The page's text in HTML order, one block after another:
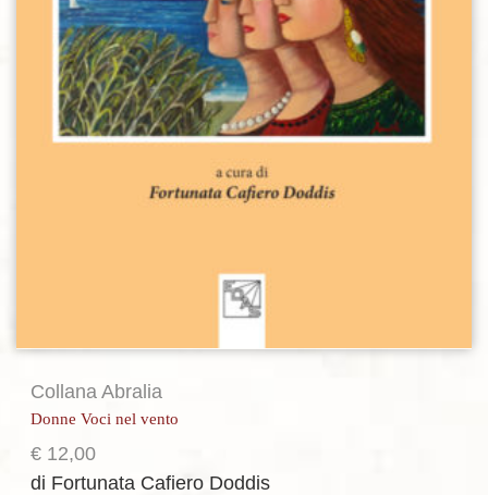
Collana Abralia
Donne Voci nel vento
€ 12,00
di Fortunata Cafiero Doddis